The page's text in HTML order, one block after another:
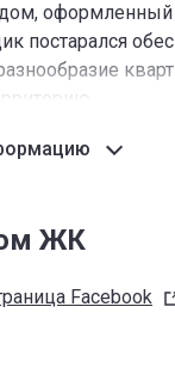
постарался
и Белого дома. В
инфраструктуры
ЖК
Facebook